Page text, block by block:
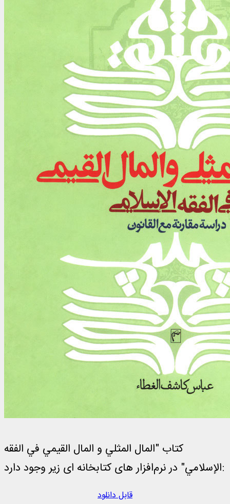
کتاب "المال المثلي و المال القیمي في الفقه
الإسلامي" در نرم‌افزار های کتابخانه ای زیر وجود دارد:
قابل دانلود